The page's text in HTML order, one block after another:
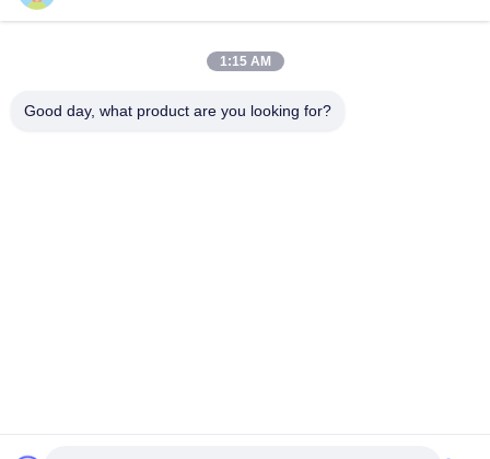
Snel contact
City, provincie Guangdong, China
1:15 AM
Good day, what product are you looking for?